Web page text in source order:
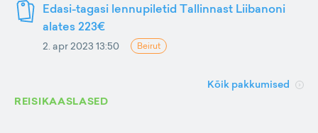
Edasi-tagasi lennupiletid Tallinnast Liibanoni
alates 223€
2. apr 2023 13:50 Beirut
Kõik pakkumised
REISIKAASLASED